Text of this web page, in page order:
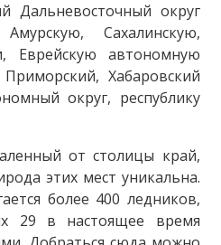
Дальневосточный округ
Сахалинскую,
Еврейскую автономную
Хабаровский
округ, республику
от столицы край,
этих мест уникальна.
более 400 ледников,
29 в настоящее время